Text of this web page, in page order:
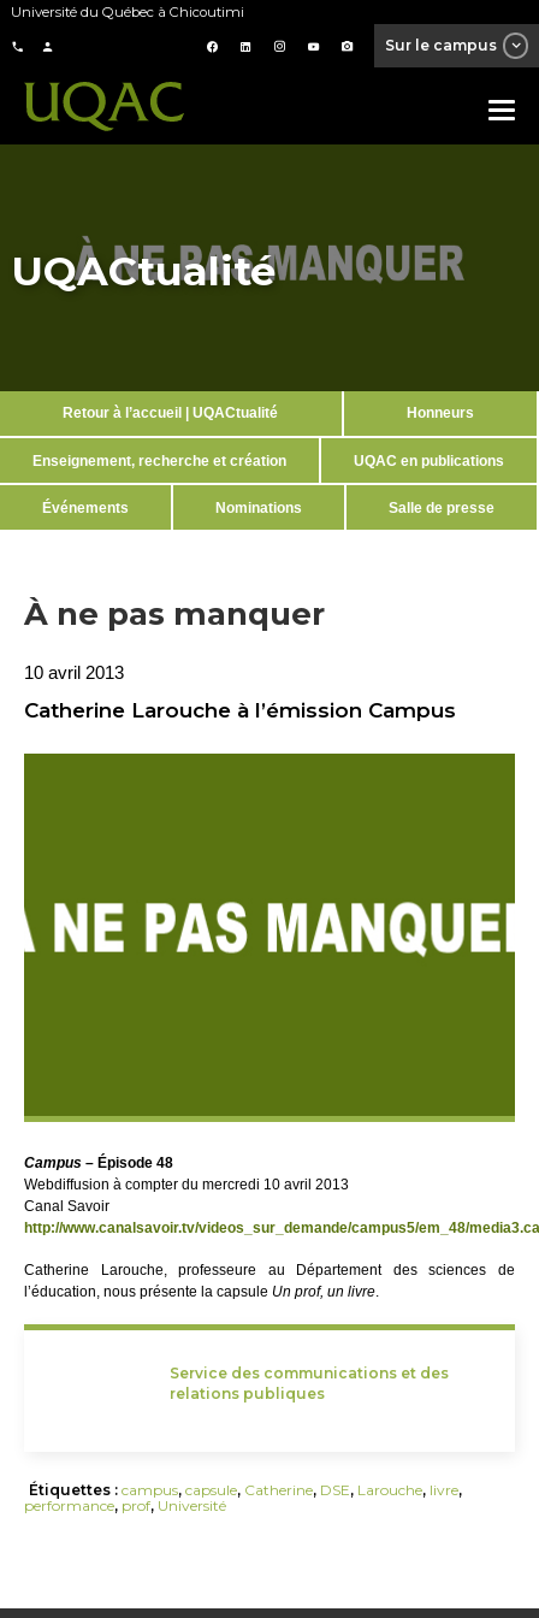
Université du Québec à Chicoutimi
Sur le campus
UQACtualité
Retour à l’accueil | UQACtualité Honneurs
Enseignement, recherche et création UQAC en publications
Événements Nominations Salle de presse
À ne pas manquer
10 avril 2013
Catherine Larouche à l’émission Campus
Campus – Épisode 48
Webdiffusion à compter du mercredi 10 avril 2013
Canal Savoir
http://www.canalsavoir.tv/videos_sur_demande/campus5/em_48/
Catherine Larouche, professeure au Département des sciences de
l’éducation, nous présente la capsule Un prof, un livre.
Service des communications et des
relations publiques
Étiquettes :campus,capsule, Catherine, DSE, Larouche, livre,
performance, prof, Université